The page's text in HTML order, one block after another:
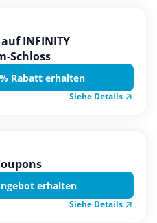
INFINITY
Schloss
Rabatt erhalten
Siehe Details
erhalten
Siehe Details